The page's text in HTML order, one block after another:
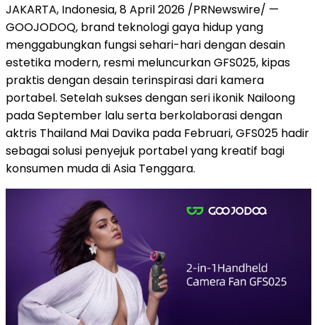
JAKARTA, Indonesia,8 April 2026 /PRNewswire/ —
GOOJODOQ, brand teknologi gaya hidup yang
menggabungkan fungsi sehari-hari dengan desain
estetika modern, resmi meluncurkan GFS025, kipas
praktis dengan desain terinspirasi dari kamera
portabel. Setelah sukses dengan seri ikonik Nailoong
pada September lalu serta berkolaborasi dengan
aktris Thailand Mai Davika pada Februari, GFS025 hadir
sebagai solusi penyejuk portabel yang kreatif bagi
konsumen muda di Asia Tenggara.